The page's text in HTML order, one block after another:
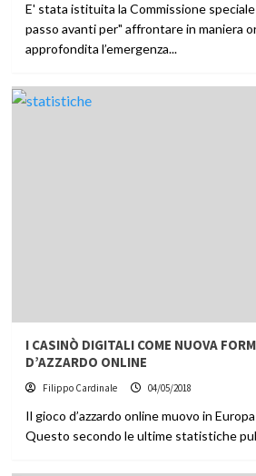
E' stata istituita la Commissione
passo avanti per" affrontare in maniera
approfondita l’emergenza...
I CASINÒ DIGITALI COME NUOVA
D’AZZARDO ONLINE
Filippo Cardinale 04/05/2018
Il gioco d’azzardo online muovo in
Questo secondo le ultime statistiche